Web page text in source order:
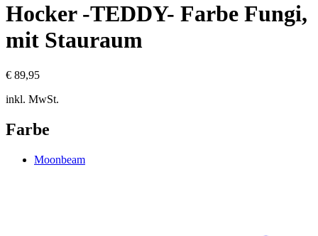
Hocker -TEDDY- Farbe Fungi,
mit Stauraum
€ 89,95
inkl. MwSt.
Farbe
Moonbeam